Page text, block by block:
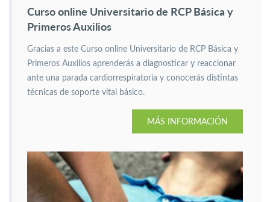
Curso online Universitario de RCP Básica y
Primeros Auxilios
Gracias a este Curso online Universitario de RCP Básica y
Primeros Auxilios aprenderás a diagnosticar y reaccionar
ante una parada cardiorrespiratoria y conocerás distintas
técnicas de soporte vital básico.
MÁS INFORMACIÓN